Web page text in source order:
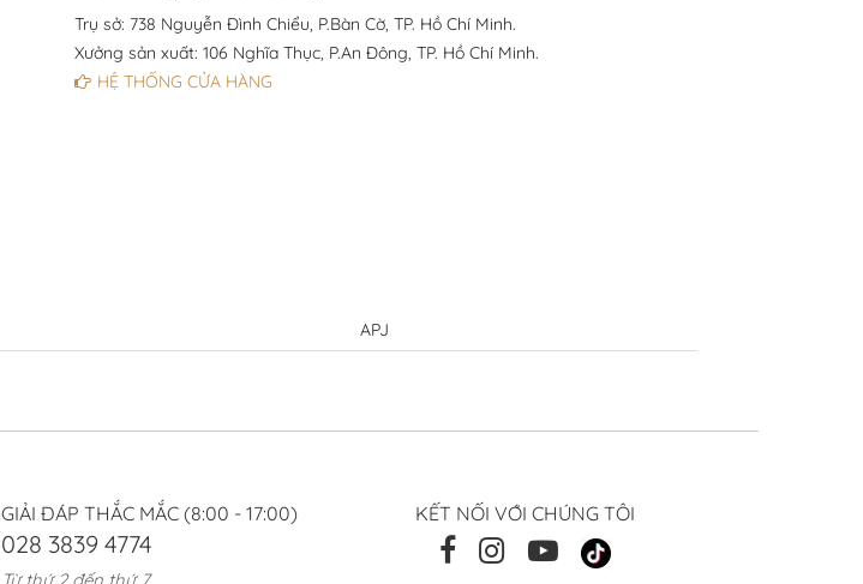
Trụ sở: 738 Nguyễn Đình Chiểu, P.Bàn Cờ, TP. Hồ Chí Minh.
Xưởng sản xuất: 106 Nghĩa Thục, P.An Đông, TP. Hồ Chí Minh.
HỆ THỐNG CỬA HÀNG
APJ
GIẢI ĐÁP THẮC MẮC (8:00 - 17:00)
028 3839 4774
KẾT NỐI VỚI CHÚNG TÔI